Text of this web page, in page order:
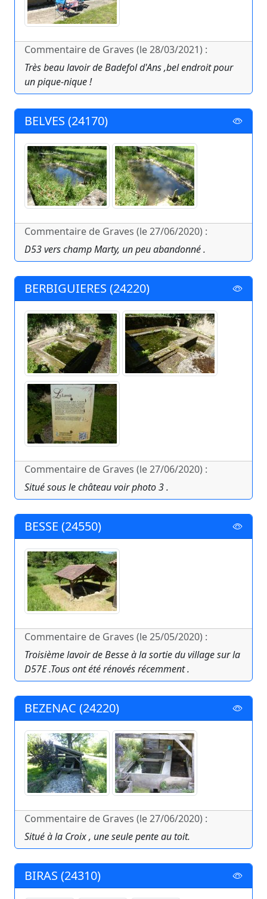
Commentaire de Graves (le 28/03/2021) :
Très beau lavoir de Badefol d'Ans ,bel endroit pour
un pique-nique !
BELVES (24170)
Commentaire de Graves (le 27/06/2020) :
D53 vers champ Marty, un peu abandonné .
BERBIGUIERES (24220)
Commentaire de Graves (le 27/06/2020) :
Situé sous le château voir photo 3 .
BESSE (24550)
Commentaire de Graves (le 25/05/2020) :
Troisième lavoir de Besse à la sortie du village sur la
D57E .Tous ont été rénovés récemment .
BEZENAC (24220)
Commentaire de Graves (le 27/06/2020) :
Situé à la Croix , une seule pente au toit.
BIRAS (24310)